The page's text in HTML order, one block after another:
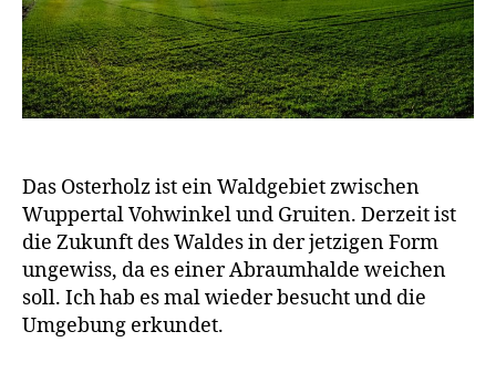
Das Osterholz ist ein Waldgebiet zwischen
Wuppertal Vohwinkel und Gruiten. Derzeit ist
die Zukunft des Waldes in der jetzigen Form
ungewiss, da es einer Abraumhalde weichen
soll. Ich hab es mal wieder besucht und die
Umgebung erkundet.